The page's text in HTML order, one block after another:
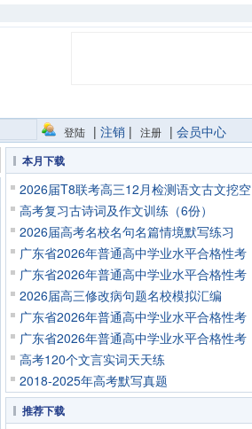
登陆 | 注销 | 注册 | 会员中心
本月下载
2026届T8联考高三12月检测语文古文挖空
高考复习古诗词及作文训练（6份）
2026届高考名校名句名篇情境默写练习
广东省2026年普通高中学业水平合格性考
广东省2026年普通高中学业水平合格性考
2026届高三修改病句题名校模拟汇编
广东省2026年普通高中学业水平合格性考
广东省2026年普通高中学业水平合格性考
高考120个文言实词天天练
2018-2025年高考默写真题
推荐下载